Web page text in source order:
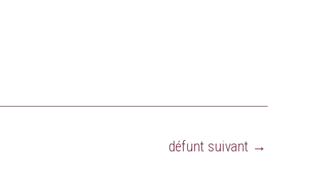
défunt suivant →